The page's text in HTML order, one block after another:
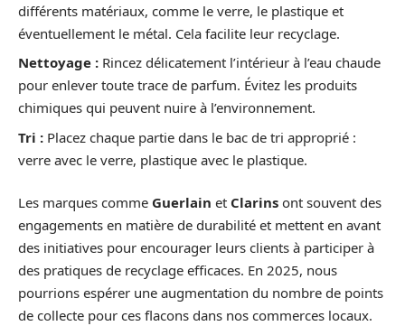
différents matériaux, comme le verre, le plastique et
éventuellement le métal. Cela facilite leur recyclage.
Nettoyage : Rincez délicatement l’intérieur à l’eau chaude
pour enlever toute trace de parfum. Évitez les produits
chimiques qui peuvent nuire à l’environnement.
Tri : Placez chaque partie dans le bac de tri approprié :
verre avec le verre, plastique avec le plastique.
Les marques comme Guerlain et Clarins ont souvent des
engagements en matière de durabilité et mettent en avant
des initiatives pour encourager leurs clients à participer à
des pratiques de recyclage efficaces. En 2025, nous
pourrions espérer une augmentation du nombre de points
de collecte pour ces flacons dans nos commerces locaux.